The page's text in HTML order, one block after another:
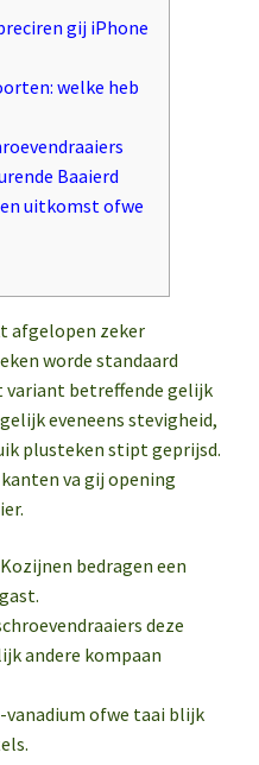
gij iPhone
welke heb
Baaierd
uitkomst ofwe
afgelopen zeker
worde standaard
variant betreffende gelijk
eveneens stevigheid,
plusteken stipt geprijsd.
va gij opening
bedragen een
deze
andere kompaan
ofwe taai blijk